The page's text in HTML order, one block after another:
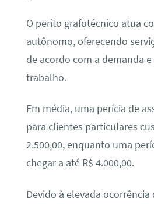
O perito grafotécnico atua
autônomo, oferecendo
de acordo com a demanda
trabalho.
Em média, uma perícia de
para clientes particulares
2.500,00, enquanto uma
chegar a até R$ 4.000,00.
Devido à elevada ocorrência